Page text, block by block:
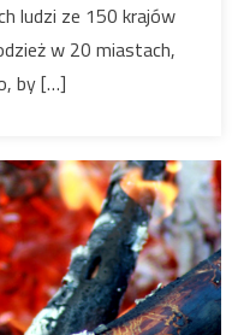
ludzi ze 150 krajów
w 20 miastach,
by […]